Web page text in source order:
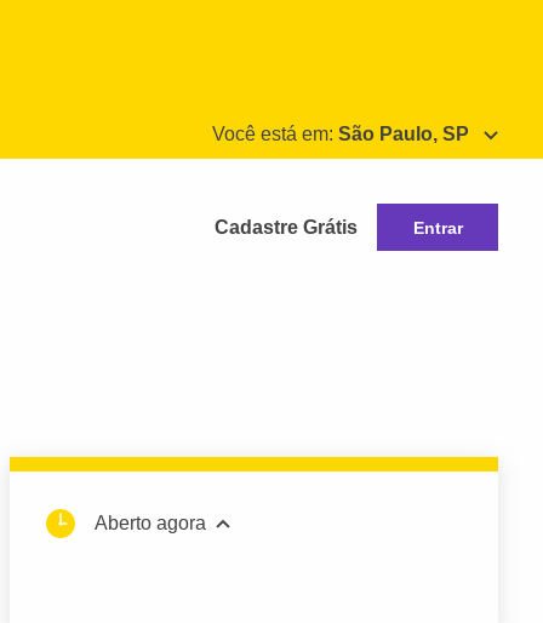
Você está em: São Paulo, SP
Cadastre Grátis Entrar
Aberto agora